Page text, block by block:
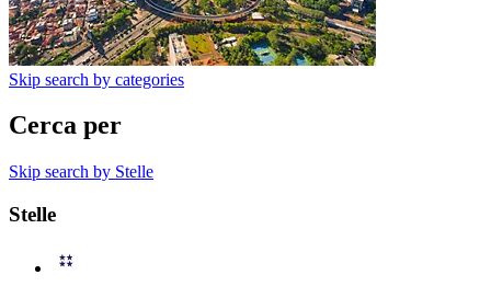
Skip search by categories
Cerca per
Skip search by Stelle
Stelle